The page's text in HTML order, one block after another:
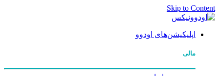
Skip to Content
اپلیکیشن‌های اودوو
مالی